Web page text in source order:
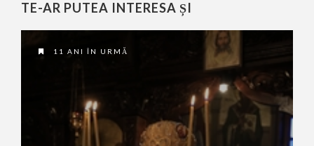
TE-AR PUTEA INTERESA ȘI
11 ANI ÎN URMĂ